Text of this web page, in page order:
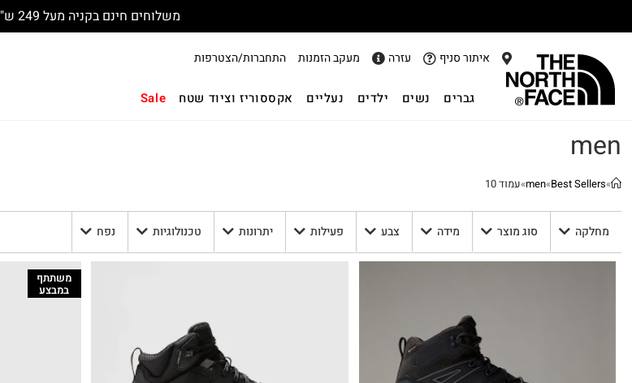
החלפות והחזרות חינם עם שליח
איתור סניף עזרה מעקב הזמנות התחברות/הצטרפות
גברים נשים ילדים נעליים אקססוריז וציוד שטח Sale
men
»
Best Sellers
»
men
»עמוד 10
מחלקה סוג מוצר מידה צבע פעילות יתרונות טכנולוגיות נפח
משתתף
במבצע